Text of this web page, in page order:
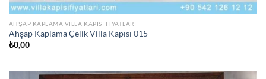
AHŞAP KAPLAMA VILLA KAPISI FIYATLARI
Ahşap Kaplama Çelik Villa Kapısı 015
₺0,00